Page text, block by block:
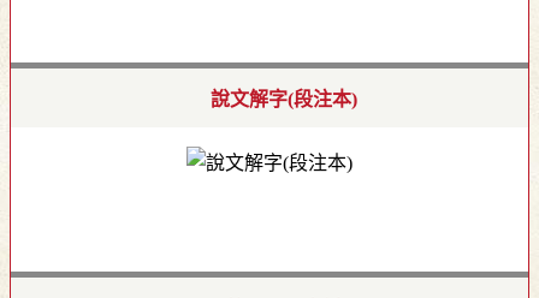
說文解字(段注本)